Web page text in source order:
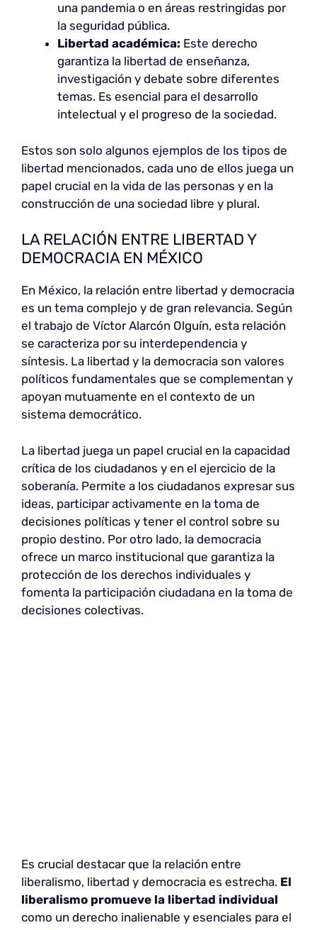
una pandemia o en áreas restringidas por
la seguridad pública.
Libertad académica: Este derecho
garantiza la libertad de enseñanza,
investigación y debate sobre diferentes
temas. Es esencial para el desarrollo
intelectual y el progreso de la sociedad.
Estos son solo algunos ejemplos de los tipos de
libertad mencionados, cada uno de ellos juega un
papel crucial en la vida de las personas y en la
construcción de una sociedad libre y plural.
LA RELACIÓN ENTRE LIBERTAD Y
DEMOCRACIA EN MÉXICO
En México, la relación entre libertad y democracia
es un tema complejo y de gran relevancia. Según
el trabajo de Víctor Alarcón Olguín, esta relación
se caracteriza por su interdependencia y
síntesis. La libertad y la democracia son valores
políticos fundamentales que se complementan y
apoyan mutuamente en el contexto de un
sistema democrático.
La libertad juega un papel crucial en la capacidad
crítica de los ciudadanos y en el ejercicio de la
soberanía. Permite a los ciudadanos expresar sus
ideas, participar activamente en la toma de
decisiones políticas y tener el control sobre su
propio destino. Por otro lado, la democracia
ofrece un marco institucional que garantiza la
protección de los derechos individuales y
fomenta la participación ciudadana en la toma de
decisiones colectivas.
Es crucial destacar que la relación entre
liberalismo, libertad y democracia es estrecha. El
liberalismo promueve la libertad individual
como un derecho inalienable y esenciales para el